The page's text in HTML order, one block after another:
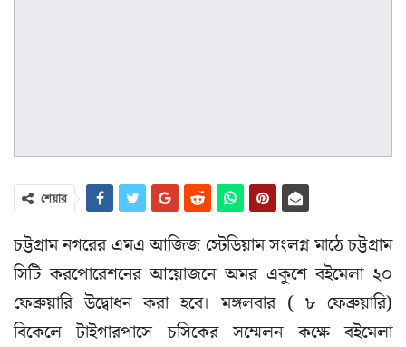
শেয়ার
চট্টগ্রাম নগরের এমএ আজিজ স্টেডিয়াম সংলগ্ন মাঠে চট্টগ্রাম
সিটি করপোরেশনের আয়োজনে অমর একুশে বইমেলা ২০
ফেব্রুয়ারি উদ্বোধন করা হবে। মঙ্গলবার ( ৮ ফেব্রুয়ারি)
বিকেলে টাইগারপাসে চসিকের সম্মেলন কক্ষে বইমেলা